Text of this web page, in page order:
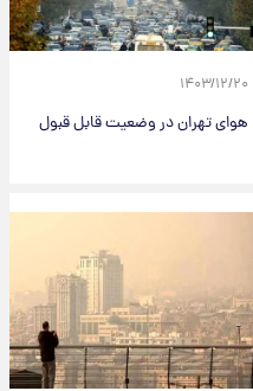
۱۴۰۳/۱۲/۲۰
هوای تهران در وضعیت قابل قبول